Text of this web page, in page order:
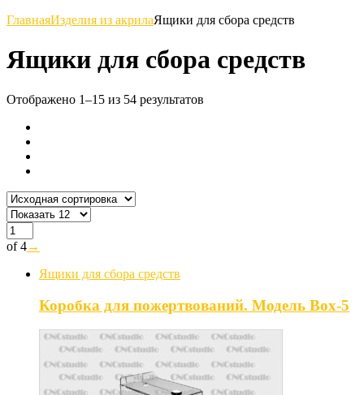
ГлавнаяИзделия из акрилаЯщики для сбора средств
Ящики для сбора средств
Отображено 1–15 из 54 результатов
of 4→
Ящики для сбора средств
Коробка для пожертвований. Модель Box-5